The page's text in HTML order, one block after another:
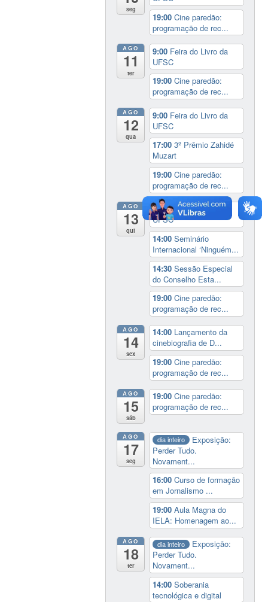
seg
19:00Cine paredão:
programação de rec...
AGO
11
ter
9:00 Feira do Livro da
UFSC
19:00Cine paredão:
programação de rec...
AGO
12
qua
9:00 Feira do Livro da
UFSC
17:003º Prêmio Zahidé
Muzart
19:00Cine paredão:
programação de rec...
AGO
13
qui
9:00Feira do Livro da
UFSC
14:00Seminário
Internacional ‘Ninguém...
14:30Sessão Especial
do Conselho Esta...
19:00Cine paredão:
programação de rec...
AGO
14
sex
14:00 Lançamento da
cinebiografia de D...
19:00Cine paredão:
programação de rec...
AGO
15
sáb
19:00Cine paredão:
programação de rec...
AGO
17
seg
dia inteiro
Exposição:
Perder Tudo.
Novament...
16:00Curso de formação
em Jornalismo ...
19:00Aula Magna do
IELA: Homenagem ao...
AGO
18
ter
dia inteiro
Exposição:
Perder Tudo.
Novament...
14:00Soberania
tecnológica e digital